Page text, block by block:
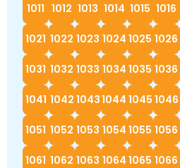
1011 1012 1013 1014 1015 1016
1021 1022 1023 1024 1025 1026
1031 1032 1033 1034 1035 1036
1041 1042 10431044 1045 1046
1051 1052 1053 1054 1055 1056
1061 1062 1063 1064 1065 1066